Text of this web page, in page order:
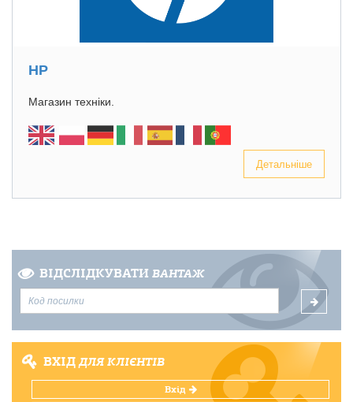
HP
Магазин техніки.
Детальніше
ВІДСЛІДКУВАТИ ВАНТАЖ
ВХІДДЛЯ КЛІЄНТІВ
Вхід